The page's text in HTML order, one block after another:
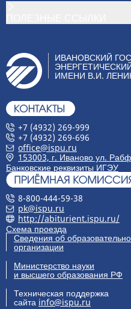
ИВАНОВСКИЙ
ИМЕНИ В.И.
+7 (4932) 269-999
+7 (4932) 269-696
office@ispu.ru
153003, г. Иваново ул.
Банковские реквизиты ИГЭУ
8-800-444-59-38
pk@ispu.ru
http://abiturient.ispu.ru/
Схема проезда
Сведения об
организации
Министерство науки
и высшего образования РФ
Техническая поддержка
сайта info@ispu.ru